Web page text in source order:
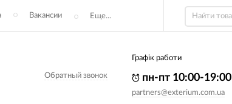
Вакансии Еще...
Обратный звонок
Графік работи
пн-пт 10:00-19:00
partners@exterium.com.ua